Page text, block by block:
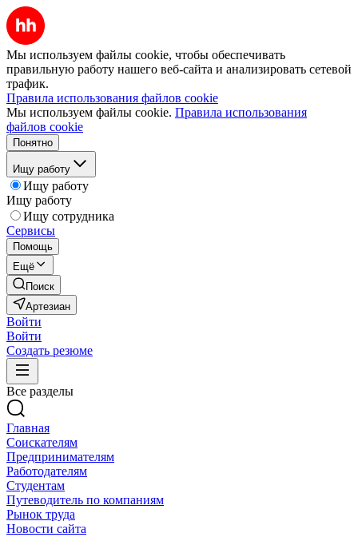
Мы используем файлы cookie, чтобы обеспечивать
правильную работу нашего веб-сайта и анализировать сетевой
трафик.
Правила использования файлов cookie
Мы используем файлы cookie. Правила использования
файлов cookie
Понятно
Ищу работу
Ищу работу
Ищу работу
Ищу сотрудника
Сервисы
Помощь
Ещё
Поиск
Артезиан
Войти
Войти
Создать резюме
Все разделы
Главная
Соискателям
Предпринимателям
Работодателям
Студентам
Путеводитель по компаниям
Рынок труда
Новости сайта